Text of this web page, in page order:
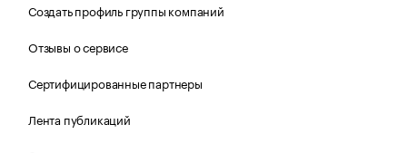
Создать профиль группы компаний
Отзывы о сервисе
Сертифицированные партнеры
Лента публикаций